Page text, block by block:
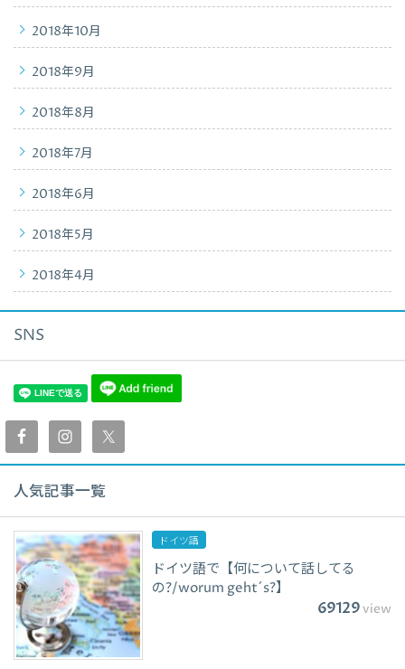
2018年10月
2018年9月
2018年8月
2018年7月
2018年6月
2018年5月
2018年4月
SNS
人気記事一覧
ドイツ語
ドイツ語で【何について話してる
の?/worum geht´s?】
69129view